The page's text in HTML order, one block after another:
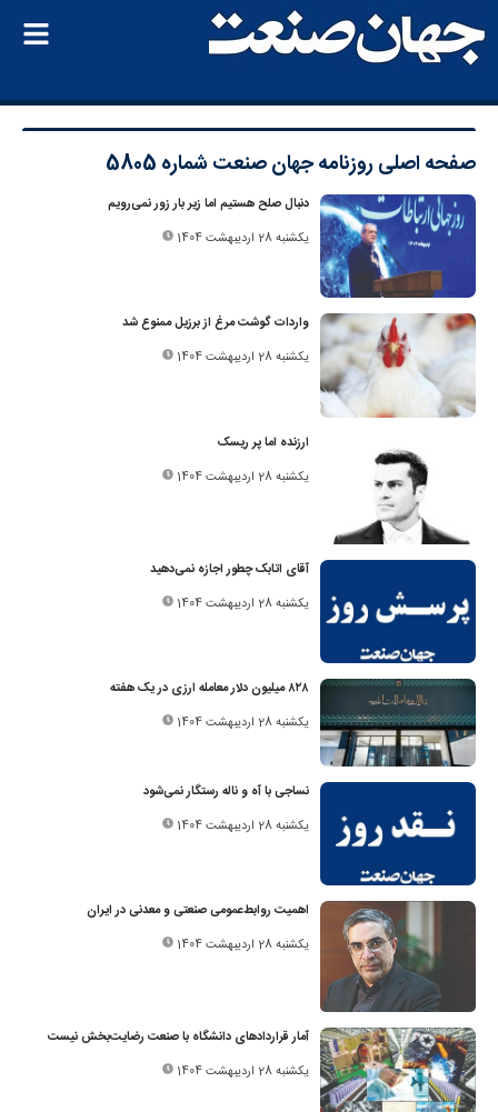
صفحه اصلی روزنامه جهان صنعت شماره 5805
دنبال صلح هستیم اما زیر بار زور نمی‌رویم
یکشنبه 28 اردیبهشت 1404
واردات گوشت مرغ از برزیل ممنوع شد
یکشنبه 28 اردیبهشت 1404
ارزنده اما پر ریسک
یکشنبه 28 اردیبهشت 1404
آقای اتابک چطور اجازه نمی‌دهید
یکشنبه 28 اردیبهشت 1404
۸۲۸‌ میلیون دلار معامله ارزی در یک هفته
یکشنبه 28 اردیبهشت 1404
نساجی با آه و ناله رستگار نمی‌شود
یکشنبه 28 اردیبهشت 1404
اهمیت روابط‌عمومی صنعتی و معدنی در ایران
یکشنبه 28 اردیبهشت 1404
آمار قراردادهای دانشگاه با صنعت رضایت‌بخش نیست
یکشنبه 28 اردیبهشت 1404